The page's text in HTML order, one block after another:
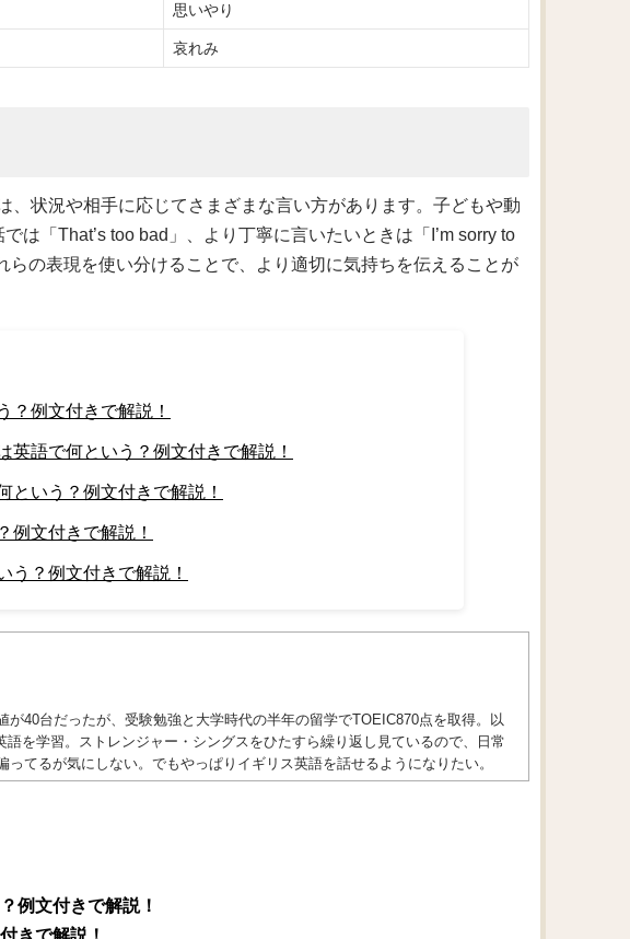
思いやり
哀れみ
、状況や相手に応じてさまざまな言い方があります。子どもや動
は「That’s too bad」、より丁寧に言いたいときは「I’m sorry to
らの表現を使い分けることで、より適切に気持ちを伝えることが
？例文付きで解説！
英語で何という？例文付きで解説！
という？例文付きで解説！
例文付きで解説！
う？例文付きで解説！
が40台だったが、受験勉強と大学時代の半年の留学でTOEIC870点を取得。以
語を学習。ストレンジャー・シングスをひたすら繰り返し見ているので、日常
ってるが気にしない。でもやっぱりイギリス英語を話せるようになりたい。
例文付きで解説！